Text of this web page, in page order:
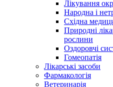
Лікування
Народна і
Східна
Природні
рослини
Оздоровчі
Гомеопатія
Лікарські засоби
Фармакологія
Ветеринарія